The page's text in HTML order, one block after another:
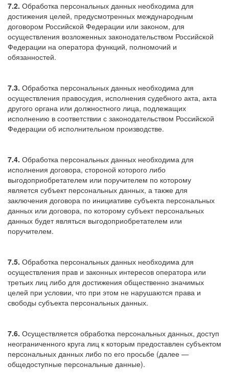
7.2. Обработка персональных данных необходима для
достижения целей, предусмотренных международным
договором Российской Федерации или законом, для
осуществления возложенных законодательством Российской
Федерации на оператора функций, полномочий и
обязанностей.
7.3. Обработка персональных данных необходима для
осуществления правосудия, исполнения судебного акта, акта
другого органа или должностного лица, подлежащих
исполнению в соответствии с законодательством Российской
Федерации об исполнительном производстве.
7.4. Обработка персональных данных необходима для
исполнения договора, стороной которого либо
выгодоприобретателем или поручителем по которому
является субъект персональных данных, а также для
заключения договора по инициативе субъекта персональных
данных или договора, по которому субъект персональных
данных будет являться выгодоприобретателем или
поручителем.
7.5. Обработка персональных данных необходима для
осуществления прав и законных интересов оператора или
третьих лиц либо для достижения общественно значимых
целей при условии, что при этом не нарушаются права и
свободы субъекта персональных данных.
7.6. Осуществляется обработка персональных данных, доступ
неограниченного круга лиц к которым предоставлен субъектом
персональных данных либо по его просьбе (далее —
общедоступные персональные данные).